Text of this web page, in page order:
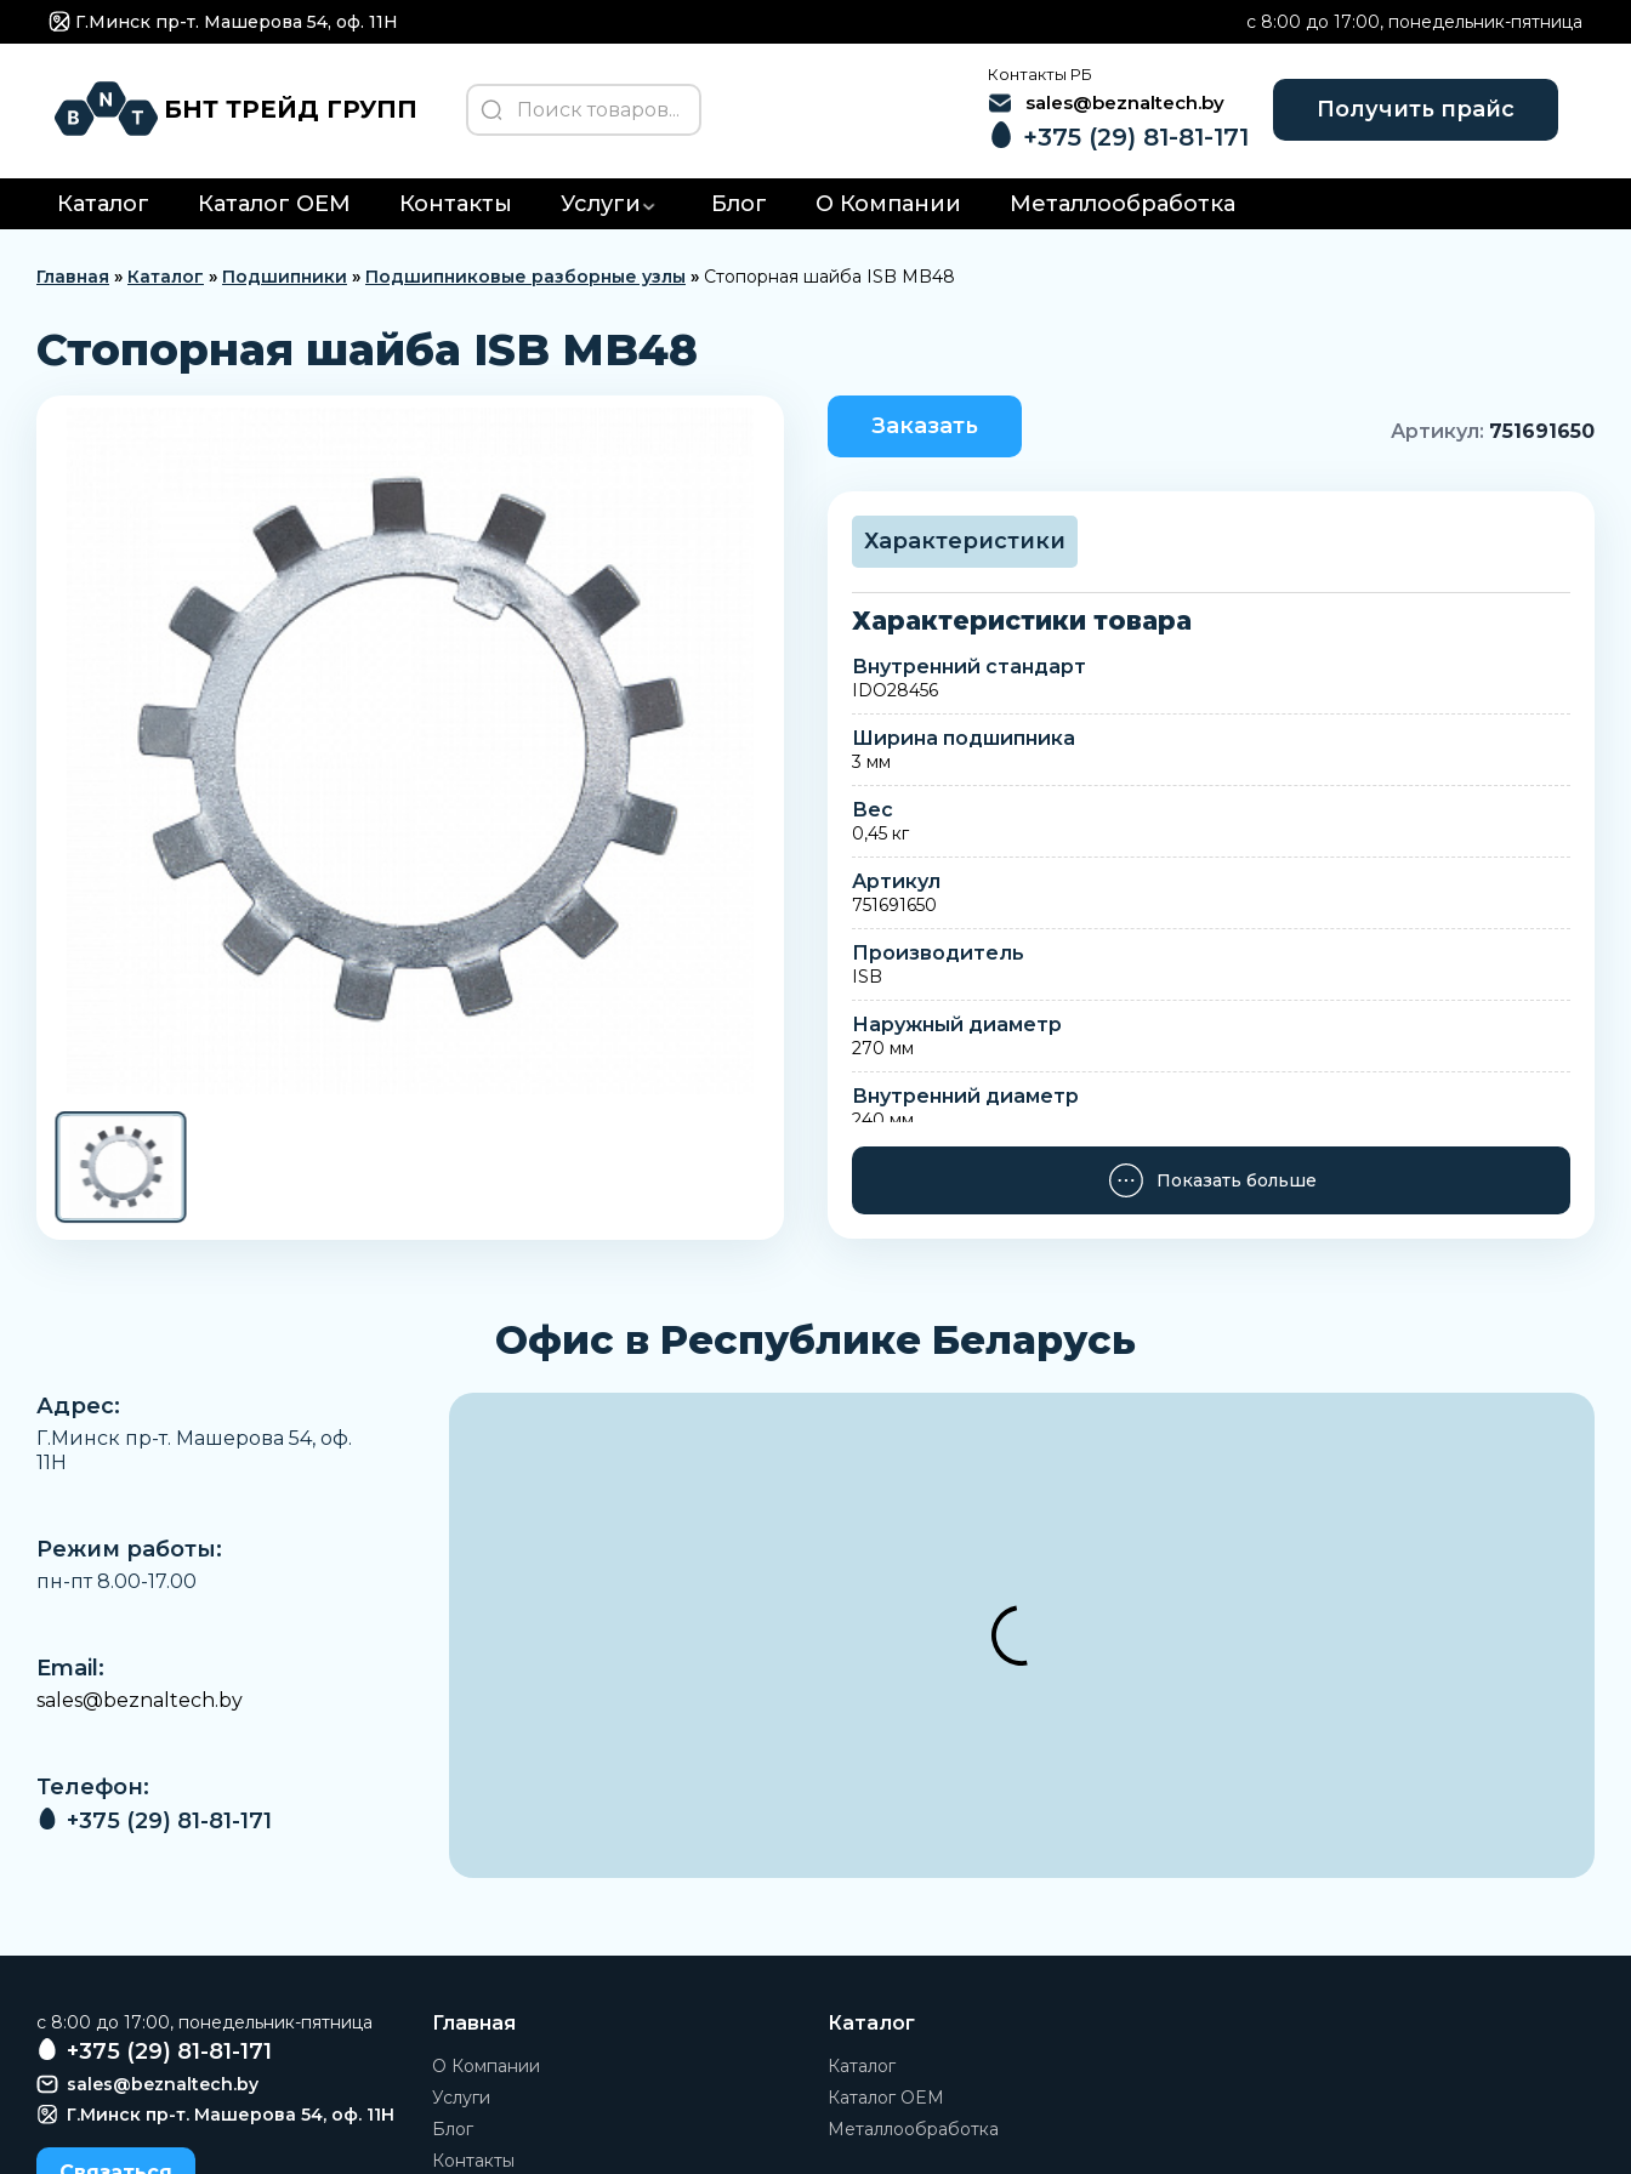
Г.Минск пр-т. Машерова 54, оф. 11H c 8:00 до 17:00, понедельник-пятница
БНТ ТРЕЙД ГРУПП
Контакты РБ
sales@beznaltech.by
+375 (29) 81-81-171
Получить прайс
Каталог Каталог OEM Контакты Услуги Блог О Компании Металлообработка
Главная » Каталог » Подшипники » Подшипниковые разборные узлы » Стопорная шайба ISB MB48
Стопорная шайба ISB MB48
Заказать Артикул: 751691650
Характеристики
Характеристики товара
Внутренний стандарт
IDO28456
Ширина подшипника
3 мм
Вес
0,45 кг
Артикул
751691650
Производитель
ISB
Наружный диаметр
270 мм
Внутренний диаметр
240 мм
Показать больше
Офис в Республике Беларусь
Адрес:
Г.Минск пр-т. Машерова 54, оф.
11H
Режим работы:
пн-пт 8.00-17.00
Email:
sales@beznaltech.by
Телефон:
+375 (29) 81-81-171
c 8:00 до 17:00, понедельник-пятница
+375 (29) 81-81-171
sales@beznaltech.by
Г.Минск пр-т. Машерова 54, оф. 11H
Главная
О Компании
Услуги
Блог
Контакты
Каталог
Каталог
Каталог OEM
Металлообработка